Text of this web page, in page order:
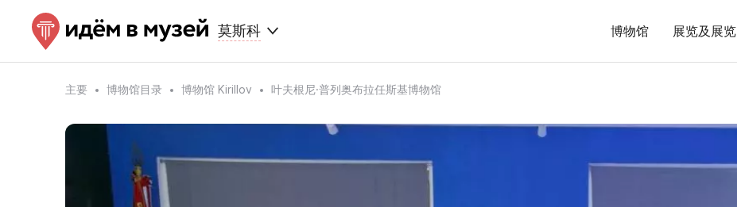
莫斯科 博物馆 展览及展览
主要 博物馆目录 博物馆 Kirillov 叶夫根尼·普列奥布拉任斯基博物馆